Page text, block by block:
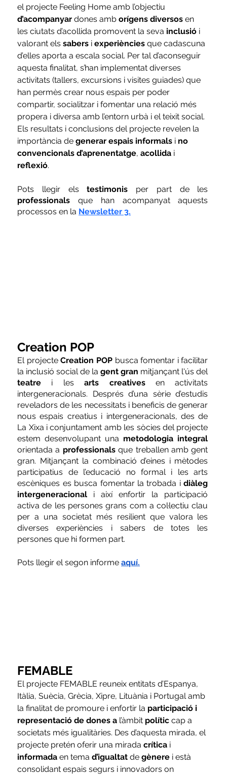
el projecte Feeling Home amb l’objectiu
d’acompanyar dones amb orígens diversos en
les ciutats d’acollida promovent la seva inclusió i
valorant els sabers i experiències que cadascuna
d’elles aporta a escala social. Per tal d’aconseguir
aquesta finalitat, s’han implementat diverses
activitats (tallers, excursions i visites guiades) que
han permès crear nous espais per poder
compartir, socialitzar i fomentar una relació més
propera i diversa amb l’entorn urbà i el teixit social.
Els resultats i conclusions del projecte revelen la
importància de generar espais informals i no
convencionals d’aprenentatge, acollida i
reflexió.
Pots llegir els testimonis
professionals que han acompanyat aquests
processos en la Newsletter 3.
Creation POP
El projecte Creation POP busca fomentar i facilitar
la inclusió social de la gent gran
mitjançant l'ús del
teatre i les arts creatives en activitats
intergeneracionals. Després d’una sèrie d’estudis
reveladors de les necessitats i beneficis de generar
nous espais creatius i intergeneracionals, des de
La Xixa i conjuntament amb les sòcies del projecte
estem desenvolupant una metodologia integral
orientada a professionals que treballen amb gent
gran. Mitjançant la combinació d’eines i mètodes
participatius de l’educació no formal i les arts
escèniques es busca fomentar la trobada i diàleg
intergeneracional i així enfortir la participació
activa de les persones grans com a col·lectiu clau
per a una societat més resilient que valora les
diverses experiències i sabers de totes les
persones que hi formen part.
Pots llegir el segon informe aquí.
FEMABLE
El projecte FEMABLE reuneix entitats d’Espanya,
Itàlia, Suècia, Grècia, Xipre, Lituània i Portugal amb
la finalitat de promoure i enfortir la participació i
representació de dones a l’àmbit polític cap a
societats més igualitàries. Des d’aquesta mirada, el
projecte pretén oferir una mirada crítica i
informada en tema d’igualtat de gènere i està
consolidant espais segurs i innovadors on